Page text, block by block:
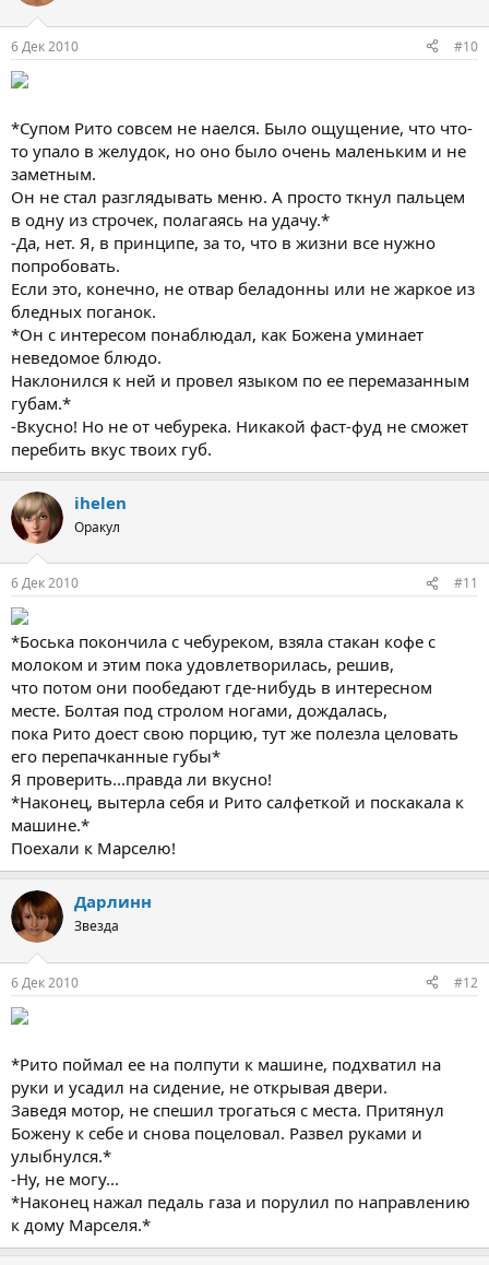
6 Дек 2010 #10
*Супом Рито совсем не наелся. Было ощущение, что что-
то упало в желудок, но оно было очень маленьким и не
заметным.
Он не стал разглядывать меню. А просто ткнул пальцем
в одну из строчек, полагаясь на удачу.*
-Да, нет. Я, в принципе, за то, что в жизни все нужно
попробовать.
Если это, конечно, не отвар беладонны или не жаркое из
бледных поганок.
*Он с интересом понаблюдал, как Божена уминает
неведомое блюдо.
Наклонился к ней и провел языком по ее перемазанным
губам.*
-Вкусно! Но не от чебурека. Никакой фаст-фуд не сможет
перебить вкус твоих губ.
ihelen
Оракул
6 Дек 2010 #11
*Боська покончила с чебуреком, взяла стакан кофе с
молоком и этим пока удовлетворилась, решив,
что потом они пообедают где-нибудь в интересном
месте. Болтая под стролом ногами, дождалась,
пока Рито доест свою порцию, тут же полезла целовать
его перепачканные губы*
Я проверить...правда ли вкусно!
*Наконец, вытерла себя и Рито салфеткой и поскакала к
машине.*
Поехали к Марселю!
Дарлинн
Звезда
6 Дек 2010 #12
*Рито поймал ее на полпути к машине, подхватил на
руки и усадил на сидение, не открывая двери.
Заведя мотор, не спешил трогаться с места. Притянул
Божену к себе и снова поцеловал. Развел руками и
улыбнулся.*
-Ну, не могу...
*Наконец нажал педаль газа и порулил по направлению
к дому Марселя.*